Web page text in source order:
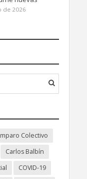
de 2026
Colectivo
Carlos Balbín
COVID-19